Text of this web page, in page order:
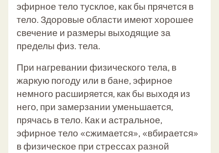
эфирное тело тусклое, как бы прячется в
тело. Здоровые области имеют хорошее
свечение и размеры выходящие за
пределы физ. тела.
При нагревании физического тела, в
жаркую погоду или в бане, эфирное
немного расширяется, как бы выходя из
него, при замерзании уменьшается,
прячась в тело. Как и астральное,
эфирное тело «сжимается», «вбирается»
в физическое при стрессах разной